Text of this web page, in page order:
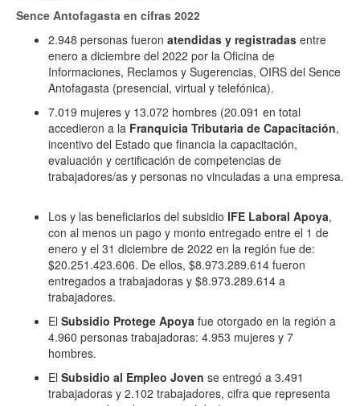
Sence Antofagasta en cifras 2022
2.948 personas fueron atendidas y registradas entre
enero a diciembre del 2022 por la Oficina de
Informaciones, Reclamos y Sugerencias, OIRS del Sence
Antofagasta (presencial, virtual y telefónica).
7.019 mujeres y 13.072 hombres (20.091 en total
accedieron a la Franquicia Tributaria de Capacitación,
incentivo del Estado que financia la capacitación,
evaluación y certificación de competencias de
trabajadores/as y personas no vinculadas a una empresa.
Los y las beneficiarios del subsidio IFE Laboral Apoya,
con al menos un pago y monto entregado entre el 1 de
enero y el 31 diciembre de 2022 en la región fue de:
$20.251.423.606. De ellos, $8.973.289.614 fueron
entregados a trabajadoras y $8.973.289.614 a
trabajadores.
El Subsidio Protege Apoya fue otorgado en la región a
4.960 personas trabajadoras: 4.953 mujeres y 7
hombres.
El Subsidio al Empleo Joven se entregó a 3.491
trabajadoras y 2.102 trabajadores, cifra que representa